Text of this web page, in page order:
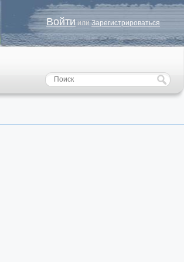
Войти или Зарегистрироваться